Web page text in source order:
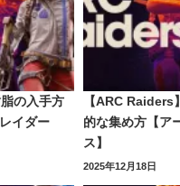
の入手方
イダー
【ARC Raiders
的な集め方【ア
ス】
2025年12月18日